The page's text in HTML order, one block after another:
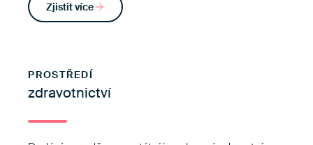
Zjistit více
PROSTŘEDÍ
zdravotnictví